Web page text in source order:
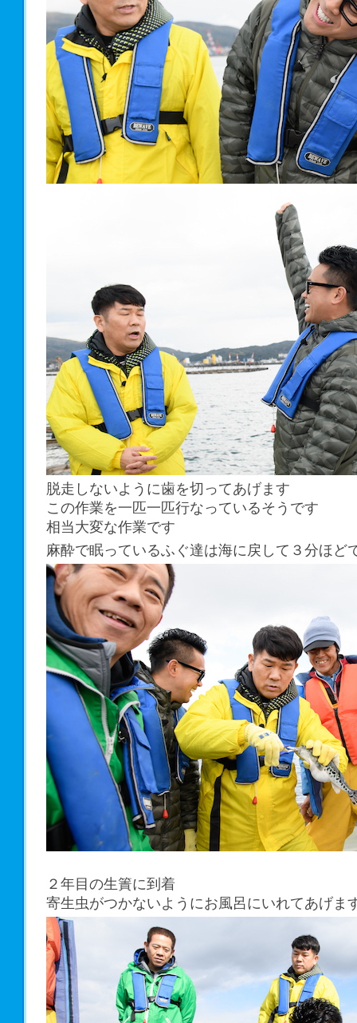
脱走しないように歯を切ってあげます
この作業を一匹一匹行なっているそうです
相当大変な作業です
麻酔で眠っているふぐ達は海に戻して３分ほど
２年目の生簀に到着
寄生虫がつかないようにお風呂にいれてあげま